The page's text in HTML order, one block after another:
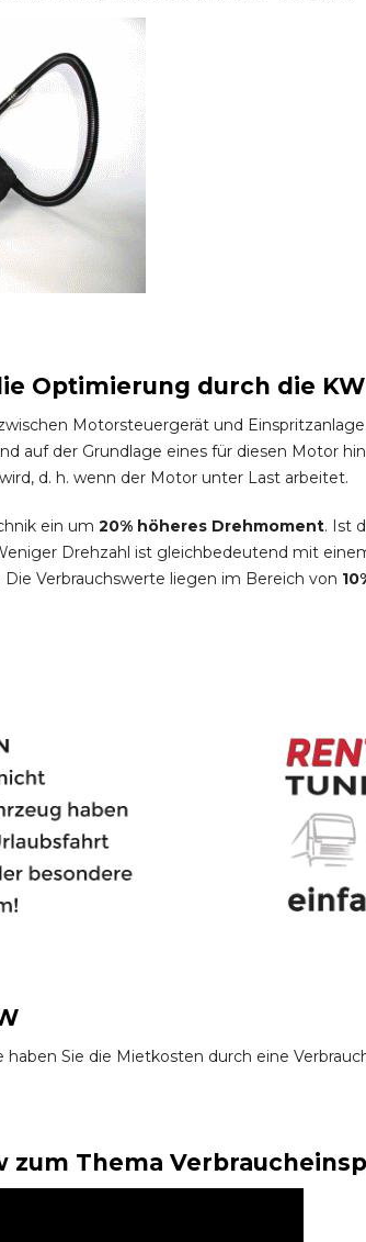
Optimierung durch die KW
Motorsteuergerät und
auf der Grundlage eines für diesen Motor
d. h. wenn der Motor unter Last arbeitet.
ein um 20% höheres Drehmoment. Ist
Drehzahl ist gleichbedeutend mit
Verbrauchswerte liegen im Bereich von
haben Sie die Mietkosten durch eine
zum Thema